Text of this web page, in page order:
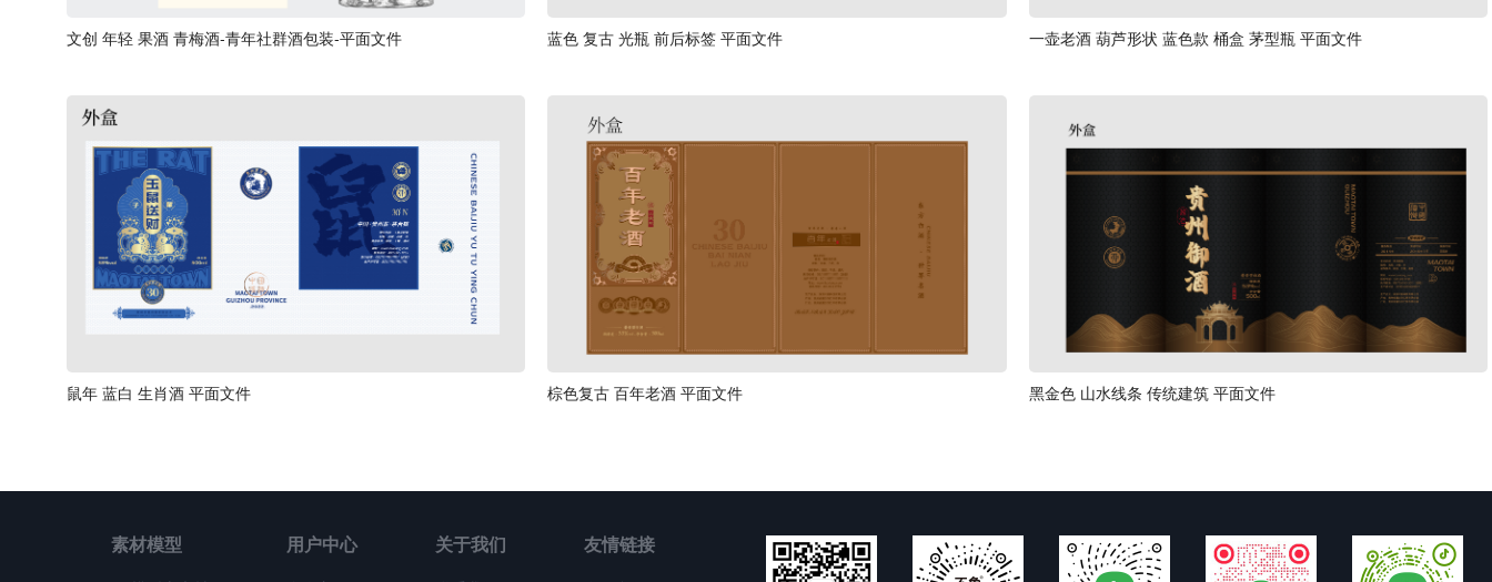
文创 年轻 果酒 青梅酒-青年社群酒包装-平面文件 蓝色 复古 光瓶 前后标签 平面文件 一壶老酒 葫芦形状 蓝色款 桶盒 茅型瓶 平面文件
鼠年 蓝白 生肖酒 平面文件 棕色复古 百年老酒 平面文件 黑金色 山水线条 传统建筑 平面文件
素材模型 用户中心 关于我们 友情链接